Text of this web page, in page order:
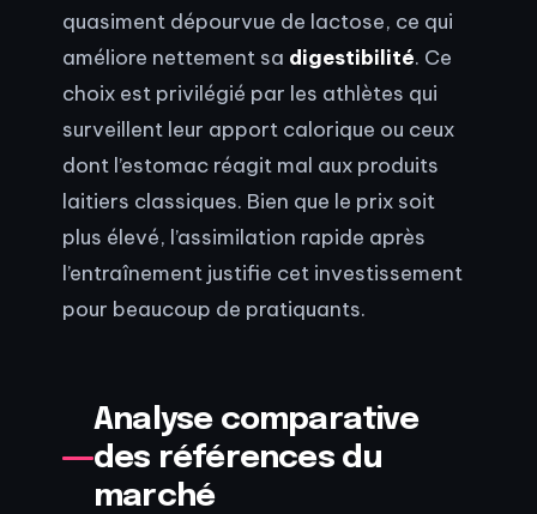
quasiment dépourvue de lactose, ce qui
améliore nettement sa digestibilité. Ce
choix est privilégié par les athlètes qui
surveillent leur apport calorique ou ceux
dont l’estomac réagit mal aux produits
laitiers classiques. Bien que le prix soit
plus élevé, l’assimilation rapide après
l’entraînement justifie cet investissement
pour beaucoup de pratiquants.
Analyse comparative
des références du
marché